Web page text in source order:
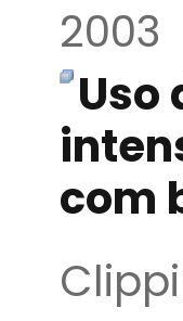
2003
Uso
com